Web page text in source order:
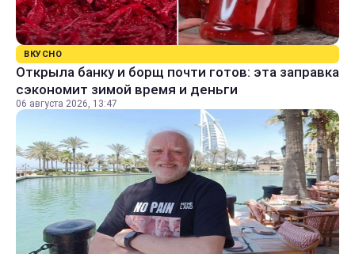
ВКУСНО
Открыла банку и борщ почти готов: эта заправка
сэкономит зимой время и деньги
06 августа 2026, 13:47